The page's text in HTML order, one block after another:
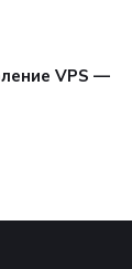
VPS —